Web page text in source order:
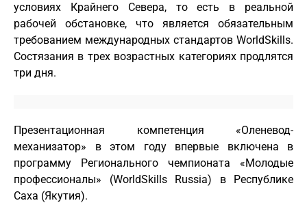
условиях Крайнего Севера, то есть в реальной
рабочей обстановке, что является обязательным
требованием международных стандартов WorldSkills.
Состязания в трех возрастных категориях продлятся
три дня.
Презентационная компетенция «Оленевод-
механизатор» в этом году впервые включена в
программу Регионального чемпионата «Молодые
профессионалы» (WorldSkills Russia) в Республике
Саха (Якутия).